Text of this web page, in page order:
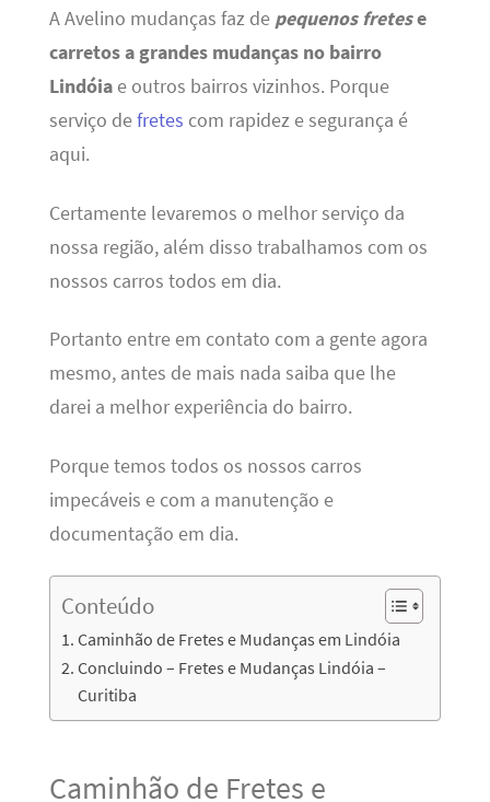
A Avelino mudanças faz de pequenos fretese
carretos a grandes mudanças no bairro
Lindóiae outros bairros vizinhos. Porque
serviço defretes com rapidez e segurança é
aqui.
Certamente levaremos o melhor serviço da
nossa região, além disso trabalhamos com os
nossos carros todos em dia.
Portanto entre em contato com a gente agora
mesmo, antes de mais nada saiba que lhe
darei a melhor experiência do bairro.
Porque temos todos os nossos carros
impecáveis e com a manutenção e
documentação em dia.
Conteúdo
Caminhão de Fretes e Mudanças em Lindóia
Concluindo – Fretes e Mudanças Lindóia –
Curitiba
Caminhão de Fretes e